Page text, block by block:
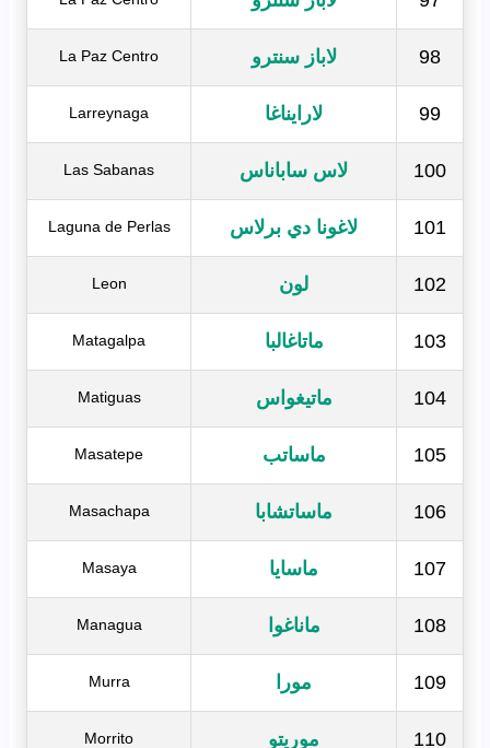
98 لاباز سنترو La Paz Centro
99 لارايناغا Larreynaga
100 لاس ساباناس Las Sabanas
101 لاغونا دي برلاس Laguna de Perlas
102 لون Leon
103 ماتاغالبا Matagalpa
104 ماتيغواس Matiguas
105 ماساتب Masatepe
106 ماساتشابا Masachapa
107 ماسايا Masaya
108 ماناغوا Managua
109 مورا Murra
110 موريتو Morrito